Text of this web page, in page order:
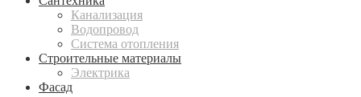
Канализация
Водопровод
Система отопления
Строительные материалы
Электрика
Фасад